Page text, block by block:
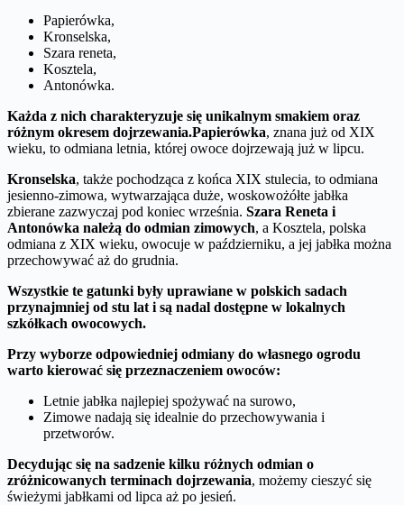
Papierówka,
Kronselska,
Szara reneta,
Kosztela,
Antonówka.
Każda z nich charakteryzuje się unikalnym smakiem oraz
różnym okresem dojrzewania.Papierówka, znana już od XIX
wieku, to odmiana letnia, której owoce dojrzewają już w lipcu.
Kronselska, także pochodząca z końca XIX stulecia, to odmiana
jesienno-zimowa, wytwarzająca duże, woskowożółte jabłka
zbierane zazwyczaj pod koniec września. Szara Reneta i
Antonówka należą do odmian zimowych, a Kosztela, polska
odmiana z XIX wieku, owocuje w październiku, a jej jabłka można
przechowywać aż do grudnia.
Wszystkie te gatunki były uprawiane w polskich sadach
przynajmniej od stu lat i są nadal dostępne w lokalnych
szkółkach owocowych.
Przy wyborze odpowiedniej odmiany do własnego ogrodu
warto kierować się przeznaczeniem owoców:
Letnie jabłka najlepiej spożywać na surowo,
Zimowe nadają się idealnie do przechowywania i
przetworów.
Decydując się na sadzenie kilku różnych odmian o
zróżnicowanych terminach dojrzewania, możemy cieszyć się
świeżymi jabłkami od lipca aż po jesień.